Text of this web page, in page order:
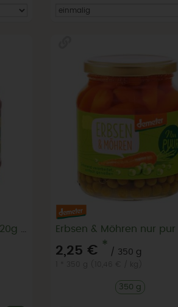
Erbsen & Möhren nur pur
2,25 € *
/ 350 g
350 g